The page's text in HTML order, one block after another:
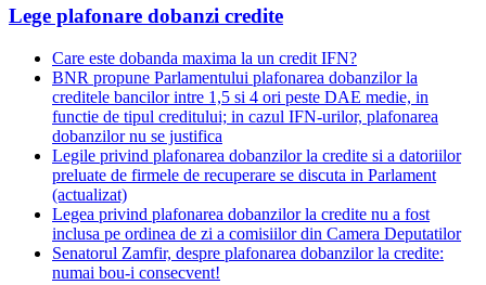
Lege plafonare dobanzi credite
Care este dobanda maxima la un credit IFN?
BNR propune Parlamentului plafonarea dobanzilor la
creditele bancilor intre 1,5 si 4 ori peste DAE medie, in
functie de tipul creditului; in cazul IFN-urilor, plafonarea
dobanzilor nu se justifica
Legile privind plafonarea dobanzilor la credite si a datoriilor
preluate de firmele de recuperare se discuta in Parlament
(actualizat)
Legea privind plafonarea dobanzilor la credite nu a fost
inclusa pe ordinea de zi a comisiilor din Camera Deputatilor
Senatorul Zamfir, despre plafonarea dobanzilor la credite:
numai bou-i consecvent!